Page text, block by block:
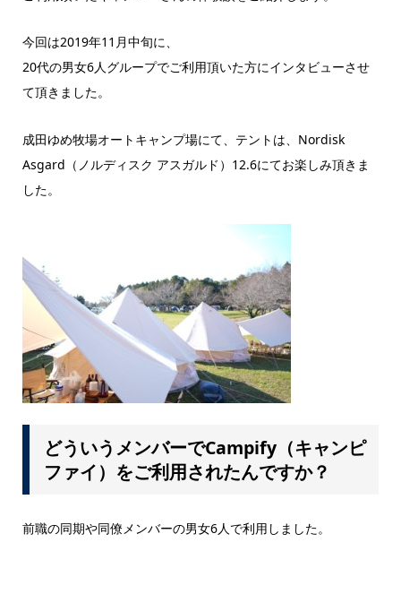
今回は2019年11月中旬に、
20代の男女6人グループでご利用頂いた方にインタビューさせ
て頂きました。
成田ゆめ牧場オートキャンプ場にて、テントは、Nordisk
Asgard（ノルディスク アスガルド）12.6にてお楽しみ頂きま
した。
どういうメンバーでCampify（キャンピ
ファイ）をご利用されたんですか？
前職の同期や同僚メンバーの男女6人で利用しました。